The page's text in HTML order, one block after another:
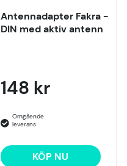
Antennadapter Fakra -
DIN med aktiv antenn
148 kr
KÖP NU